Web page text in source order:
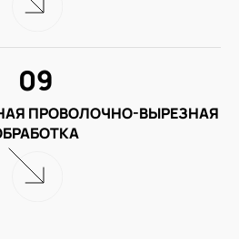
ПРОВОЛОЧНО-ВЫРЕЗНАЯ
09